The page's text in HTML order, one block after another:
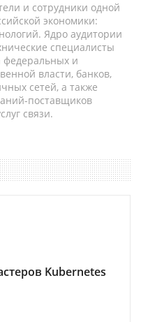
и сотрудники одной
экономики:
Ядро аудитории
специалисты
федеральных и
власти, банков,
сетей, а также
поставщиков
связи.
Kubernetes